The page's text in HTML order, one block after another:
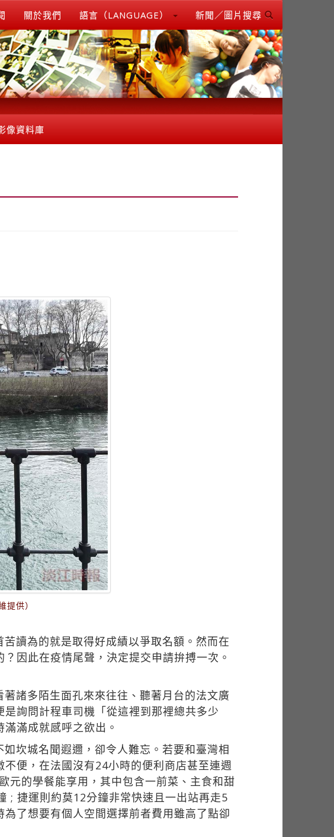
關於我們 語言（LANGUAGE） 新聞／圖片搜尋
像資料庫
供）
讀為的就是取得好成績以爭取名額。然而在
因此在疫情尾聲，決定提交申請拚搏一次。
諸多陌生面孔來來往往、聽著月台的法文廣
詢問計程車司機「從這裡到那裡總共多少
滿成就感呼之欲出。
坎城名聞遐邇，卻令人難忘。若要和臺灣相
便，在法國沒有24小時的便利商店甚至連週
元的學餐能享用，其中包含一前菜、主食和甜
; 捷運則約莫12分鐘非常快速且一出站再走5
了想要有個人空間選擇前者費用雖高了點卻